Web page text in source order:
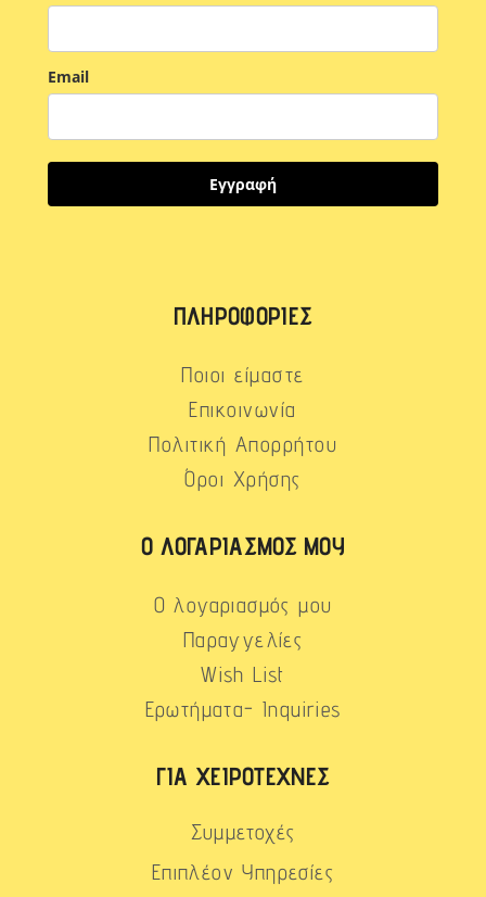
Email
Εγγραφή
ΠΛΗΡΟΦΟΡΊΕΣ
Ποιοι είμαστε
Επικοινωνία
Πολιτική Απορρήτου
Όροι Χρήσης
Ο ΛΟΓΑΡΙΑΣΜΌΣ ΜΟΥ
Ο λογαριασμός μου
Παραγγελίες
Wish List
Ερωτήματα- Inquiries
ΓΙΑ ΧΕΙΡΟΤΈΧΝΕΣ
Συμμετοχές
Επιπλέον Υπηρεσίες